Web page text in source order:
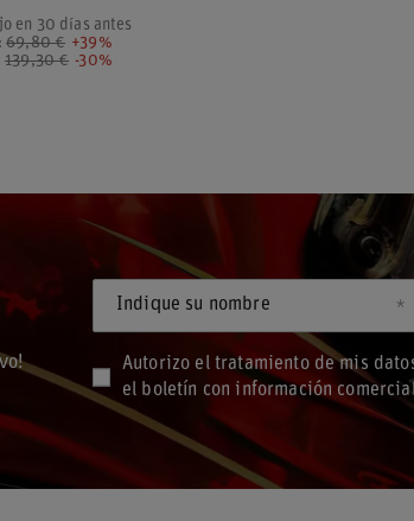
en 30 días antes
69,80 € +39%
139,30 € -30%
Indique su nombre
Autorizo el tratamiento de mis
el boletín con información